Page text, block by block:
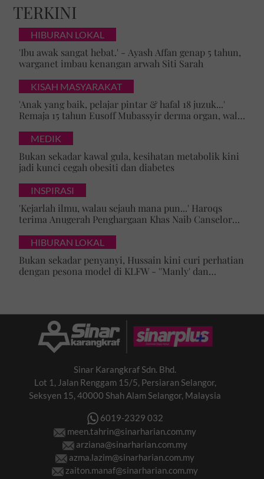
TERKINI
HIBURAN LOKAL
'Ibu awak sangat hebat.' - Ayash Affan genap 5 tahun,
warganet imbau kenangan arwah Siti Sarah
KISAH MASYARAKAT
'Anak yang baik, pelajar pintar & hafal 18 juzuk...'
Remaja 15 tahun Eusoff Mubassyir derma organ, walk
MEDIK
Bukan sekadar kawal gula, kesihatan metabolik kini
jadi kunci cegah obesiti dan diabetes
INSPIRASI
'Kejarlah ilmu, walau sejauh mana pun...' Haroqs
terima Anugerah Penghargaan Khas Naib Canselor
HIBURAN LOKAL
Bukan sekadar penyanyi, Hussain kini curi perhatian
dengan pesona model di KLFW - ''Manly' dan
Sinar Karangkraf Sdn. Bhd.
Lot 1, Jalan Renggam 15/5, Persiaran Selangor,
Seksyen 15, 40000 Shah Alam Selangor, Malaysia
6019-2329 032
meen.tahrin@sinarharian.com.my
arziana@sinarharian.com.my
azma.lazim@sinarharian.com.my
zaiton.manaf@sinarharian.com.my